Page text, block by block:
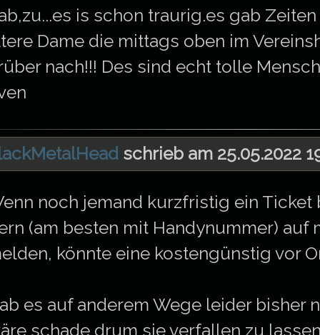
is schon traurig.es gab
Dame die mittags oben im
nach!!! Des sind echt tolle
schrieb am 25.05.2022
noch jemand kurzfristig ein Ticket
(am besten mit Handynummer) auf
könnte eine kostengünstig vor
es auf anderem Wege leider bisher
schade drum sie verfallen zu